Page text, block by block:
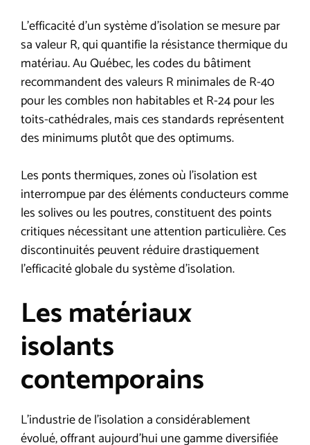
L’efficacité d’un système d’isolation se mesure par
sa valeur R, qui quantifie la résistance thermique du
matériau. Au Québec, les codes du bâtiment
recommandent des valeurs R minimales de R-40
pour les combles non habitables et R-24 pour les
toits-cathédrales, mais ces standards représentent
des minimums plutôt que des optimums.
Les ponts thermiques, zones où l’isolation est
interrompue par des éléments conducteurs comme
les solives ou les poutres, constituent des points
critiques nécessitant une attention particulière. Ces
discontinuités peuvent réduire drastiquement
l’efficacité globale du système d’isolation.
Les matériaux
isolants
contemporains
L’industrie de l’isolation a considérablement
évolué, offrant aujourd’hui une gamme diversifiée